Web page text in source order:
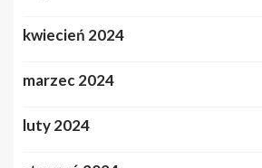
kwiecień 2024
marzec 2024
luty 2024